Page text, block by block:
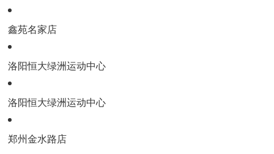
鑫苑名家店
洛阳恒大绿洲运动中心
洛阳恒大绿洲运动中心
郑州金水路店